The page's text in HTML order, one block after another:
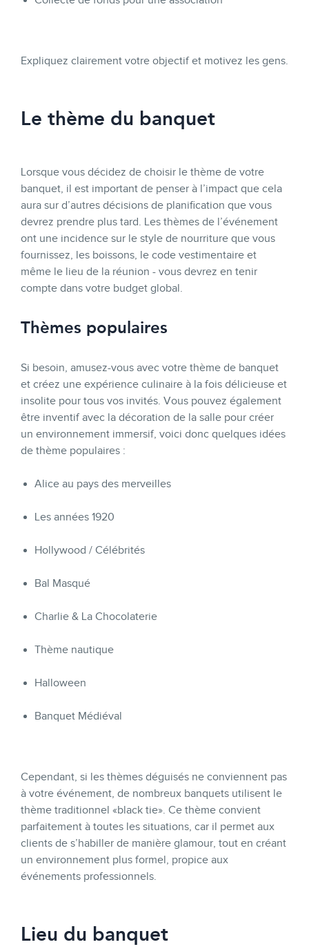
Expliquez clairement votre objectif et motivez les gens.
Le thème du banquet
Lorsque vous décidez de choisir le thème de votre
banquet, il est important de penser à l’impact que cela
aura sur d’autres décisions de planification que vous
devrez prendre plus tard. Les thèmes de l’événement
ont une incidence sur le style de nourriture que vous
fournissez, les boissons, le code vestimentaire et
même le lieu de la réunion - vous devrez en tenir
compte dans votre budget global.
Thèmes populaires
Si besoin, amusez-vous avec votre thème de banquet
et créez une expérience culinaire à la fois délicieuse et
insolite pour tous vos invités. Vous pouvez également
être inventif avec la décoration de la salle pour créer
un environnement immersif, voici donc quelques idées
de thème populaires :
Alice au pays des merveilles
Les années 1920
Hollywood / Célébrités
Bal Masqué
Charlie & La Chocolaterie
Thème nautique
Halloween
Banquet Médiéval
Cependant, si les thèmes déguisés ne conviennent pas
à votre événement, de nombreux banquets utilisent le
thème traditionnel «black tie». Ce thème convient
parfaitement à toutes les situations, car il permet aux
clients de s’habiller de manière glamour, tout en créant
un environnement plus formel, propice aux
événements professionnels.
Lieu du banquet